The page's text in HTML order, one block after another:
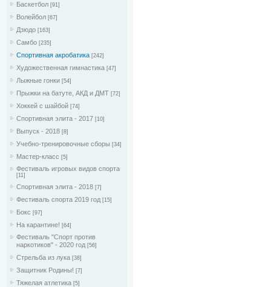
Баскетбол [91]
Волейбол [67]
Дзюдо [163]
Самбо [235]
Спортивная акробатика [242]
Художественная гимнастика [47]
Лыжные гонки [54]
Прыжки на батуте, АКД и ДМТ [72]
Хоккей с шайбой [74]
Спортивная элита - 2017 [10]
Выпуск - 2018 [8]
Учебно-тренировочные сборы [34]
Мастер-класс [5]
Фестиваль игровых видов спорта
[11]
Спортивная элита - 2018 [7]
Фестиваль спорта 2019 год [15]
Бокс [97]
На карантине! [64]
Фестиваль "Спорт против
наркотиков" - 2020 год [56]
Стрельба из лука [38]
Защитник Родины! [7]
Тяжелая атлетика [5]